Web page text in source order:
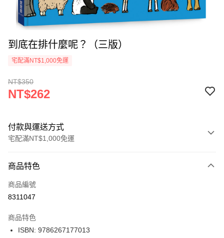
到底在排什麼呢？（三版）
宅配滿NT$1,000免運
NT$350
NT$262
付款與運送方式
宅配滿NT$1,000免運
icash Pay
信用卡一次付款
LINE Pay
商品特色
商品編號
8311047
商品特色
ISBN: 9786267177013